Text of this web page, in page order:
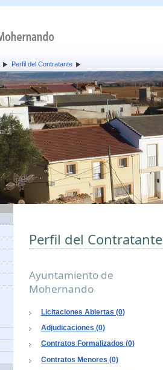
Perfil del Contratante
Perfil del Contratante
Ayuntamiento de
Mohernando
Licitaciones Abiertas (0)
Adjudicaciones (0)
Contratos Formalizados (0)
Contratos Menores (0)